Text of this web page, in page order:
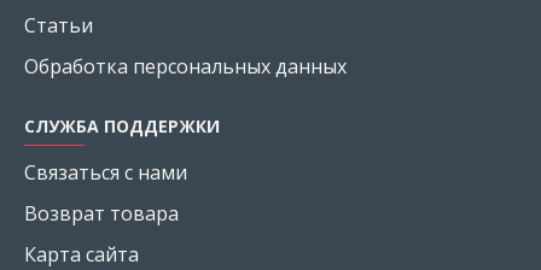
Статьи
Обработка персональных данных
СЛУЖБА ПОДДЕРЖКИ
Связаться с нами
Возврат товара
Карта сайта